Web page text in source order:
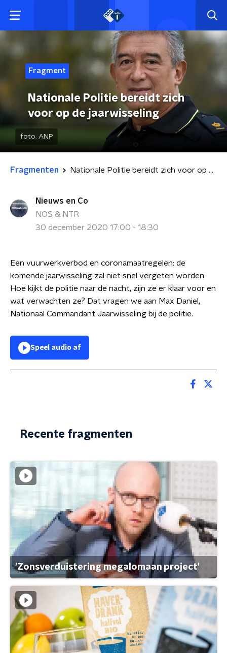
Fragment
Nationale Politie bereidt zich
voor op de jaarwisseling
foto: ANP
Fragmenten Nationale Politie bereidt zich voor op de jaarwisseling
Nieuws en Co
NOS & NTR
30 december 2020 17:00 - 18:30
Een vuurwerkverbod en coronamaatregelen: de
komende jaarwisseling zal niet snel vergeten worden.
Hoe kijkt de politie naar de nacht, zijn ze er klaar voor en
wat verwachten ze? Dat vragen we aan Max Daniel,
Nationaal Commandant Jaarwisseling bij de politie.
Speel audio af
Recente fragmenten
'Zonsverduistering megalomaan project'